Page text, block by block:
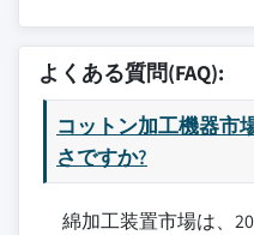
3.9 PESTEL分析
5.6 織機
5.7 仕上げ機
5.8 その他（選別等）
10.2.2 カナダ
10.3 欧州
10.3.1 ドイツ
10.3.2 英国
10.3.3 フランス
10.3.4 スペイン
11.1 アベル
11.3 ギャニツァ・
11.4 キンベル・ジ
11.5 ラムス
11.6 ミツン
11.7 マルチプロ・
よくある質問(FAQ):
コットン加工機器市
さですか?
綿加工装置市場は、